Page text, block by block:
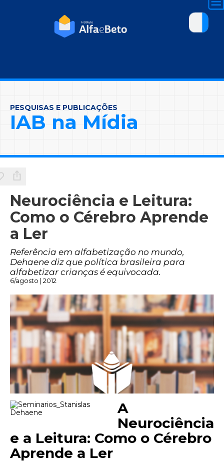
PESQUISAS E PUBLICAÇÕES
IAB na Mídia
Neurociência e Leitura:
Como o Cérebro Aprende
a Ler
Referência em alfabetização no mundo,
Dehaene diz que política brasileira para
alfabetizar crianças é equivocada.
6/agosto | 2012
A
Neurociência
e a Leitura: Como o Cérebro
Aprende a Ler